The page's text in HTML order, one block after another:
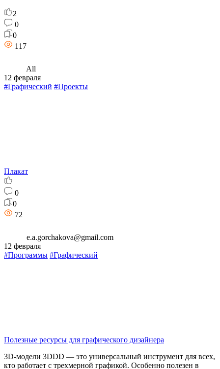
2
0
0
117
All
12 февраля
#Графический #Проекты
Плакат
0
0
72
e.a.gorchakova@gmail.com
12 февраля
#Программы #Графический
Полезные ресурсы для графического дизайнера
3D-модели 3DDD — это универсальный инструмент для всех,
кто работает с трехмерной графикой. Особенно полезен в